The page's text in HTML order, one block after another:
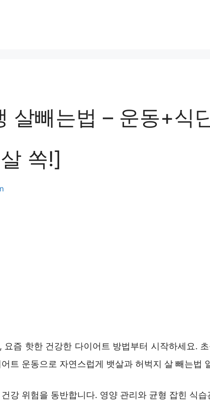
살빼는법 – 운동+식
쏙!]
요즘 핫한 건강한 다이어트 방법부터 시작하세요.
트 운동으로 자연스럽게 뱃살과 허벅지 살 빼는법
강 위험을 동반합니다. 영양 관리와 균형 잡힌 식습